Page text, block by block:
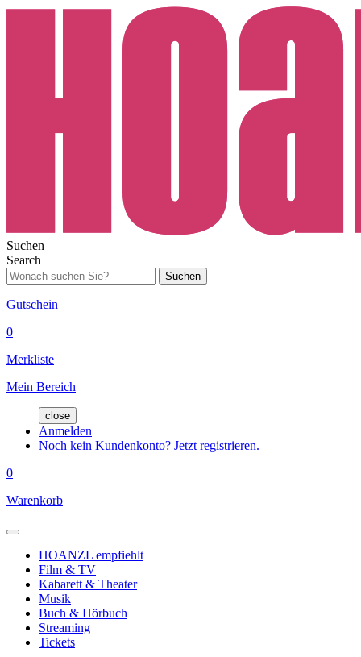
Suchen
Search
Suchen
Gutschein
0
Merkliste
Mein Bereich
close
Anmelden
Noch kein Kundenkonto? Jetzt registrieren.
0
Warenkorb
HOANZL empfiehlt
Film & TV
Kabarett & Theater
Musik
Buch & Hörbuch
Streaming
Tickets